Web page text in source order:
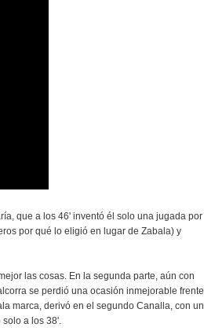
que a los 46' inventó él solo una jugada por
por qué lo eligió en lugar de Zabala) y
las cosas. En la segunda parte, aún con
se perdió una ocasión inmejorable frente
marca, derivó en el segundo Canalla, con un
a los 38'.